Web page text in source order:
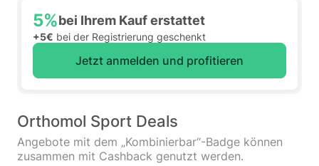
5%bei Ihrem Kauf erstattet
+5€ bei der Registrierung geschenkt
Jetzt anmelden und profitieren
Orthomol Sport Deals
Angebote mit dem „Kombinierbar“-Badge können
zusammen mit Cashback genutzt werden.